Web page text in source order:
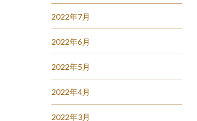
2022年7月
2022年6月
2022年5月
2022年4月
2022年3月